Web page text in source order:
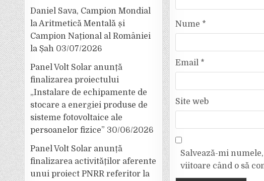
Nume *
Email *
Site web
Salvează-mi
viitoare când o să
Daniel Sava, Campion Mondial
la Aritmetică Mentală și
Campion Național al României
la Șah 03/07/2026
Panel Volt Solar anunță
finalizarea proiectului
„Instalare de echipamente de
stocare a energiei produse de
sisteme fotovoltaice ale
persoanelor fizice” 30/06/2026
Panel Volt Solar anunță
finalizarea activităților aferente
unui proiect PNRR referitor la